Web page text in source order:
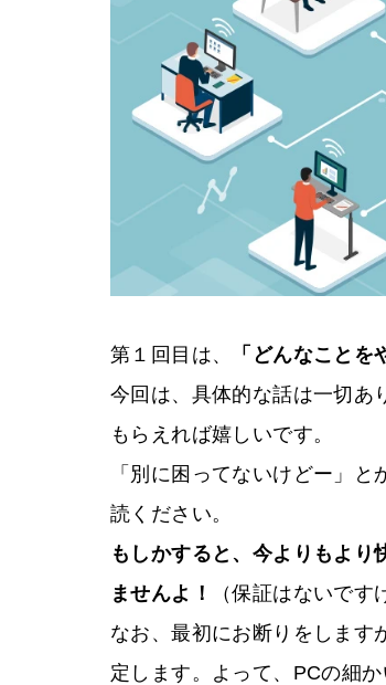
第１回目は、 「どんなことを
今回は、具体的な話は一切あ
もらえれば嬉しいです。
「別に困ってないけどー」
読ください。
もしかすると、今よりもよ
ませんよ！
（保証はないです
なお、最初にお断りをします
定します。よって、PCの細